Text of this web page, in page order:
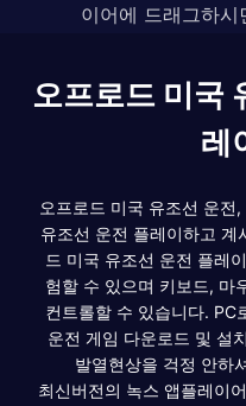
이어에 드래그하
오프로드 미국
레
오프로드 미국 유조선 운전
유조선 운전 플레이하고 계
드 미국 유조선 운전 플레
험할 수 있으며 키보드, 마
컨트롤할 수 있습니다. PC
운전 게임 다운로드 및 설
발열현상을 걱정 안하
최신버전의 녹스 앱플레이